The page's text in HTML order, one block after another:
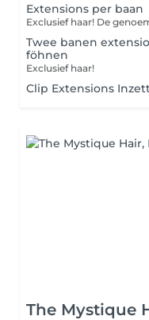
Extensions per baan
Twee banen
föhnen
Exclusief haar!
Clip Extensions
The Mystique